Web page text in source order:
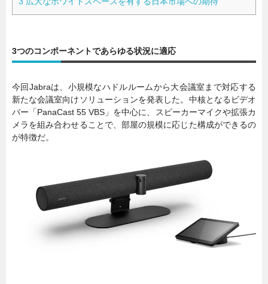
3つのコンポーネントであらゆる状況に適応
今回Jabraは、小規模なハドルルームから大会議室まで対応する
新たな会議室向けソリューションを発表した。中核となるビデオ
バー「PanaCast 55 VBS」を中心に、スピーカーマイクや拡張カ
メラを組み合わせることで、部屋の規模に応じた構成ができるの
が特徴だ。